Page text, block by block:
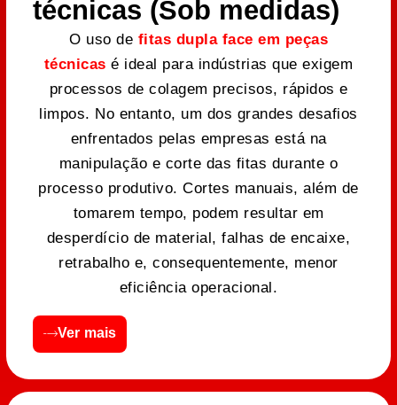
técnicas (Sob medidas)
O uso de fitas dupla face em peças
técnicas é ideal para indústrias que exigem
processos de colagem precisos, rápidos e
limpos. No entanto, um dos grandes desafios
enfrentados pelas empresas está na
manipulação e corte das fitas durante o
processo produtivo. Cortes manuais, além de
tomarem tempo, podem resultar em
desperdício de material, falhas de encaixe,
retrabalho e, consequentemente, menor
eficiência operacional.
Ver mais